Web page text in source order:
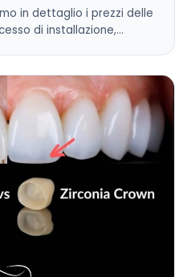
in dettaglio i prezzi delle
di installazione,…